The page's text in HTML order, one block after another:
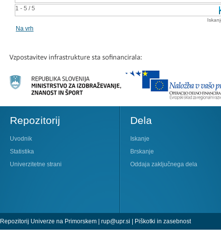
1 - 5 / 5
Na vrh
Repozitorij
Uvodnik
Statistika
Univerzitetne strani
Dela
Iskanje
Brskanje
Oddaja zaključnega dela
Repozitorij Univerze na Primorskem | rup@upr.si | Piškotki in zasebnost